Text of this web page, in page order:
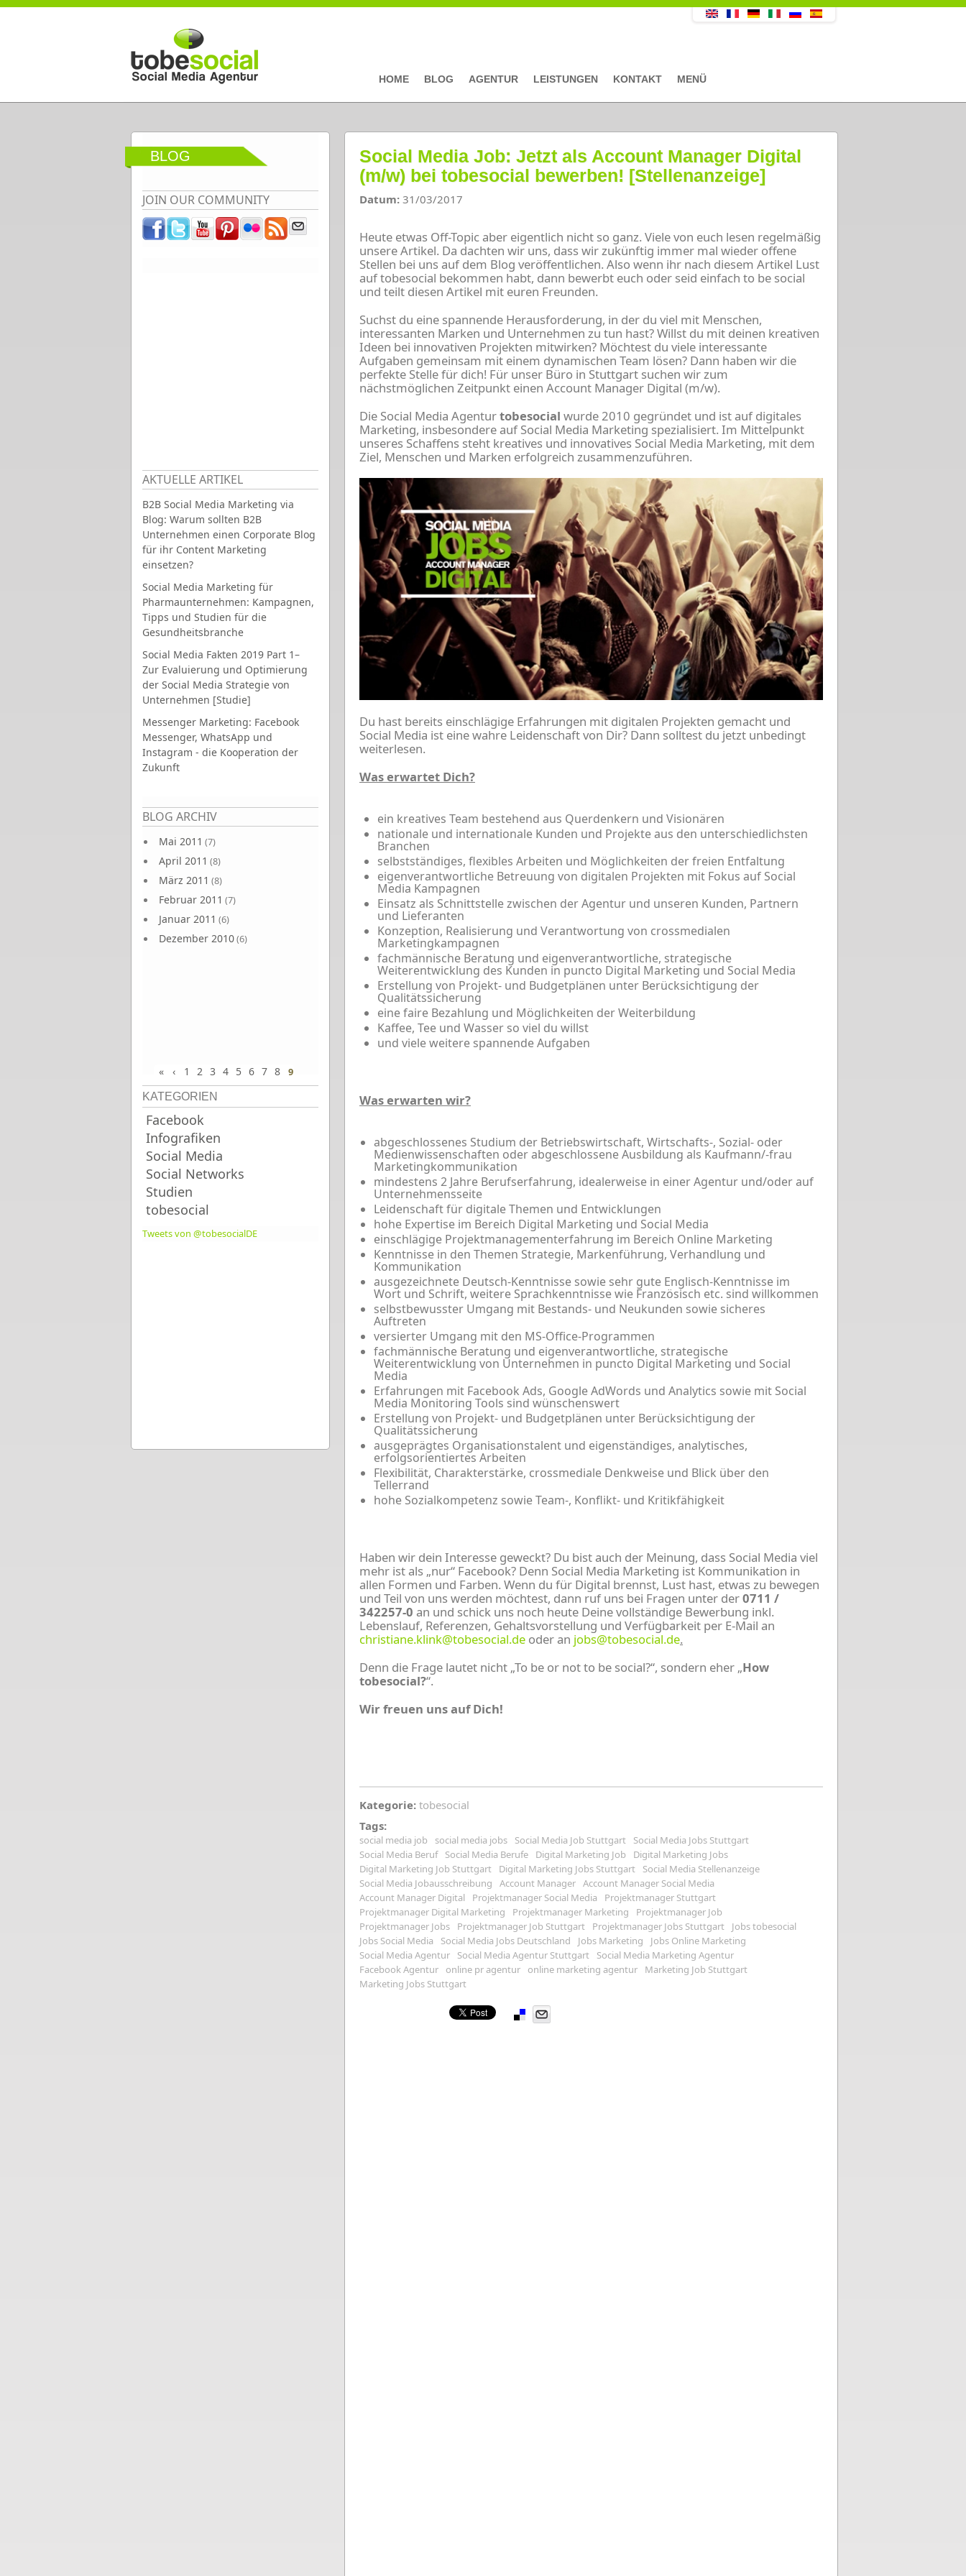
Direkt zum Inhalt
HOME BLOG AGENTUR LEISTUNGEN KONTAKT MENÜ
BLOG
JOIN OUR COMMUNITY
AKTUELLE ARTIKEL
B2B Social Media Marketing via
Blog: Warum sollten B2B
Unternehmen einen Corporate Blog
für ihr Content Marketing
einsetzen?
Social Media Marketing für
Pharmaunternehmen: Kampagnen,
Tipps und Studien für die
Gesundheitsbranche
Social Media Fakten 2019 Part 1–
Zur Evaluierung und Optimierung
der Social Media Strategie von
Unternehmen [Studie]
Messenger Marketing: Facebook
Messenger, WhatsApp und
Instagram - die Kooperation der
Zukunft
BLOG ARCHIV
Mai 2011 (7)
April 2011 (8)
März 2011 (8)
Februar 2011 (7)
Januar 2011 (6)
Dezember 2010(6)
Seiten
« ‹ 1 2 3 4 5 6 7 8 9
KATEGORIEN
Facebook
Infografiken
Social Media
Social Networks
Studien
tobesocial
Tweets von @tobesocialDE
Social Media Job: Jetzt als Account Manager Digital
(m/w) bei tobesocial bewerben! [Stellenanzeige]
Datum: 31/03/2017
Heute etwas Off-Topic aber eigentlich nicht so ganz. Viele von euch lesen regelmäßig
unsere Artikel. Da dachten wir uns, dass wir zukünftig immer mal wieder offene
Stellen bei uns auf dem Blog veröffentlichen. Also wenn ihr nach diesem Artikel Lust
auf tobesocial bekommen habt, dann bewerbt euch oder seid einfach to be social
und teilt diesen Artikel mit euren Freunden.
Suchst du eine spannende Herausforderung, in der du viel mit Menschen,
interessanten Marken und Unternehmen zu tun hast? Willst du mit deinen kreativen
Ideen bei innovativen Projekten mitwirken? Möchtest du viele interessante
Aufgaben gemeinsam mit einem dynamischen Team lösen? Dann haben wir die
perfekte Stelle für dich! Für unser Büro in Stuttgart suchen wir zum
nächstmöglichen Zeitpunkt einen Account Manager Digital (m/w).
Die Social Media Agenturtobesocial wurde 2010 gegründet und ist auf digitales
Marketing, insbesondere auf Social Media Marketing spezialisiert. Im Mittelpunkt
unseres Schaffens steht kreatives und innovatives Social Media Marketing, mit dem
Ziel, Menschen und Marken erfolgreich zusammenzuführen.
Du hast bereits einschlägige Erfahrungen mit digitalen Projekten gemacht und
Social Media ist eine wahre Leidenschaft von Dir? Dann solltest du jetzt unbedingt
weiterlesen.
Was erwartet Dich?
ein kreatives Team bestehend aus Querdenkern und Visionären
nationale und internationale Kunden und Projekte aus den unterschiedlichsten
Branchen
selbstständiges, flexibles Arbeiten und Möglichkeiten der freien Entfaltung
eigenverantwortliche Betreuung von digitalen Projekten mit Fokus auf Social
Media Kampagnen
Einsatz als Schnittstelle zwischen der Agentur und unseren Kunden, Partnern
und Lieferanten
Konzeption, Realisierung und Verantwortung von crossmedialen
Marketingkampagnen
fachmännische Beratung und eigenverantwortliche, strategische
Weiterentwicklung des Kunden in puncto Digital Marketing und Social Media
Erstellung von Projekt- und Budgetplänen unter Berücksichtigung der
Qualitätssicherung
eine faire Bezahlung und Möglichkeiten der Weiterbildung
Kaffee, Tee und Wasser so viel du willst
und viele weitere spannende Aufgaben
Was erwarten wir?
abgeschlossenes Studium der Betriebswirtschaft, Wirtschafts-, Sozial- oder
Medienwissenschaften oder abgeschlossene Ausbildung als Kaufmann/-frau
Marketingkommunikation
mindestens 2 Jahre Berufserfahrung, idealerweise in einer Agentur und/oder auf
Unternehmensseite
Leidenschaft für digitale Themen und Entwicklungen
hohe Expertise im Bereich Digital Marketing und Social Media
einschlägige Projektmanagementerfahrung im Bereich Online Marketing
Kenntnisse in den Themen Strategie, Markenführung, Verhandlung und
Kommunikation
ausgezeichnete Deutsch-Kenntnisse sowie sehr gute Englisch-Kenntnisse im
Wort und Schrift, weitere Sprachkenntnisse wie Französisch etc. sind willkommen
selbstbewusster Umgang mit Bestands- und Neukunden sowie sicheres
Auftreten
versierter Umgang mit den MS-Office-Programmen
fachmännische Beratung und eigenverantwortliche, strategische
Weiterentwicklung von Unternehmen in puncto Digital Marketing und Social
Media
Erfahrungen mit Facebook Ads, Google AdWords und Analytics sowie mit Social
Media Monitoring Tools sind wünschenswert
Erstellung von Projekt- und Budgetplänen unter Berücksichtigung der
Qualitätssicherung
ausgeprägtes Organisationstalent und eigenständiges, analytisches,
erfolgsorientiertes Arbeiten
Flexibilität, Charakterstärke, crossmediale Denkweise und Blick über den
Tellerrand
hohe Sozialkompetenz sowie Team-, Konflikt- und Kritikfähigkeit
Haben wir dein Interesse geweckt? Du bist auch der Meinung, dass Social Media viel
mehr ist als „nur“ Facebook? Denn Social Media Marketing ist Kommunikation in
allen Formen und Farben. Wenn du für Digital brennst, Lust hast, etwas zu bewegen
und Teil von uns werden möchtest, dann ruf uns bei Fragen unter der0711 /
342257-0 an und schick uns noch heute Deine vollständige Bewerbung inkl.
Lebenslauf, Referenzen, Gehaltsvorstellung und Verfügbarkeit per E-Mail an
christiane.klink@tobesocial.de oder an jobs@tobesocial.de.
Denn die Frage lautet nicht „To be or not to be social?“, sondern eher „How
tobesocial?“.
Wir freuen uns auf Dich!
Kategorie: tobesocial
Tags:
social media job social media jobs Social Media Job Stuttgart
Social Media Jobs Stuttgart
Social Media Beruf
Social Media Berufe Digital Marketing Job
Digital Marketing Jobs
Digital Marketing Job Stuttgart
Digital Marketing Jobs Stuttgart
Social Media Stellenanzeige
Social Media Jobausschreibung
Account Manager Account Manager Social Media
Account Manager Digital
Projektmanager Social Media
Projektmanager Stuttgart
Projektmanager Digital Marketing
Projektmanager Marketing
Projektmanager Job
Projektmanager Jobs
Projektmanager Job Stuttgart Projektmanager Jobs Stuttgart
Jobs tobesocial
Jobs Social Media
Social Media Jobs Deutschland Jobs Marketing
Jobs Online Marketing
Social Media Agentur
Social Media Agentur Stuttgart
Social Media Marketing Agentur
Facebook Agentur
online pr agentur online marketing agentur
Marketing Job Stuttgart
Marketing Jobs Stuttgart
Pinterest